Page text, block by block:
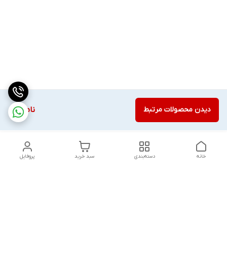
ناموجود دیدن محصولات مرتبط
پروفایل سبد خرید دسته‌بندی خانه